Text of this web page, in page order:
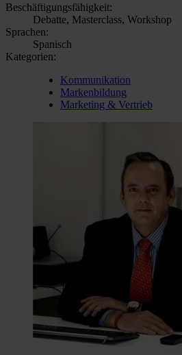
Beschäftigungsfähigkeit:
Debatte, Masterclass, Workshop
Sprachen:
Spanisch
Kategorien:
Kommunikation
Markenbildung
Marketing & Vertrieb